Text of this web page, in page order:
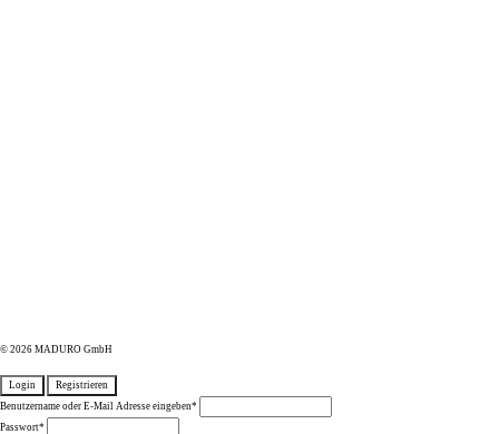
© 2026 MADURO GmbH
Login
Registrieren
Benutzername oder E-Mail Adresse eingeben*
Passwort*